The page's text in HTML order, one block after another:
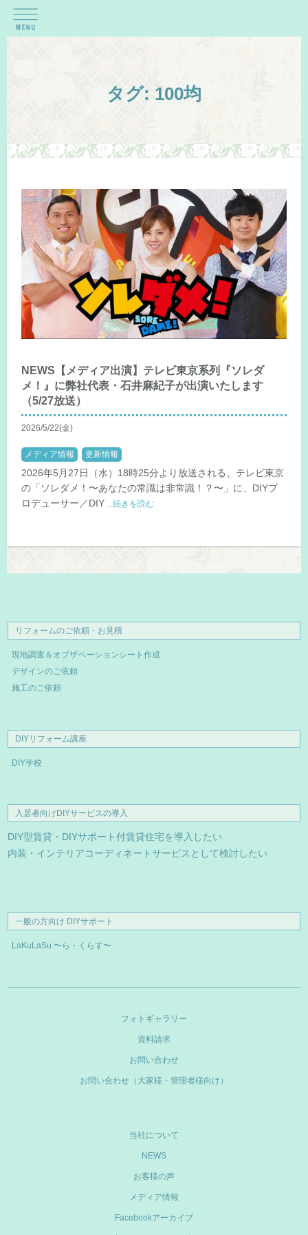
タグ: 100均
NEWS【メディア出演】テレビ東京系列『ソレダ
メ！』に弊社代表・石井麻紀子が出演いたします
（5/27放送）
2026/5/22(金)
メディア情報 更新情報
2026年5月27日（水）18時25分より放送される、テレビ東京
の「ソレダメ！〜あなたの常識は非常識！？〜」に、DIYプ
ロデューサー／DIY ...続きを読む
リフォームのご依頼・お見積
現地調査＆オブザベーションシート作成
デザインのご依頼
施工のご依頼
DIYリフォーム講座
DIY学校
入居者向けDIYサービスの導入
DIY型賃貸・DIYサポート付賃貸住宅を導入したい
内装・インテリアコーディネートサービスとして検討したい
一般の方向け DIYサポート
LaKuLaSu 〜ら・くらす〜
フォトギャラリー
資料請求
お問い合わせ
お問い合わせ（大家様・管理者様向け）
当社について
NEWS
お客様の声
メディア情報
Facebookアーカイブ